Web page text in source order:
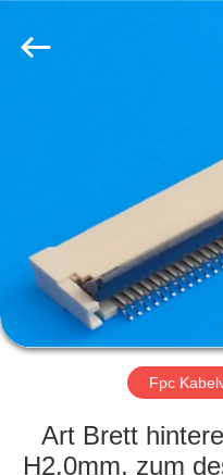
PRODUKTE
ÜBER
UNS
FABRIK-
AUSFLUG
Rights
Reserved.
Fpc
Art Brett
H2.0mm, zum